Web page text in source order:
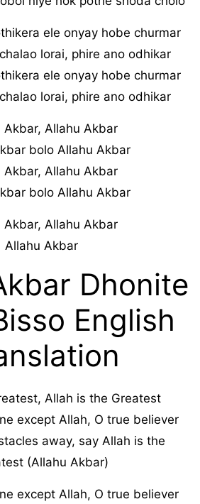
ele onyay hobe churmar
lorai, phire ano odhikar
ele onyay hobe churmar
lorai, phire ano odhikar
Akbar, Allahu Akbar
bolo Allahu Akbar
Akbar, Allahu Akbar
bolo Allahu Akbar
Akbar, Allahu Akbar
Allahu Akbar
Dhonite
English
Allah is the Greatest
except Allah, O true believer
away, say Allah is the
(Allahu Akbar)
except Allah, O true believer